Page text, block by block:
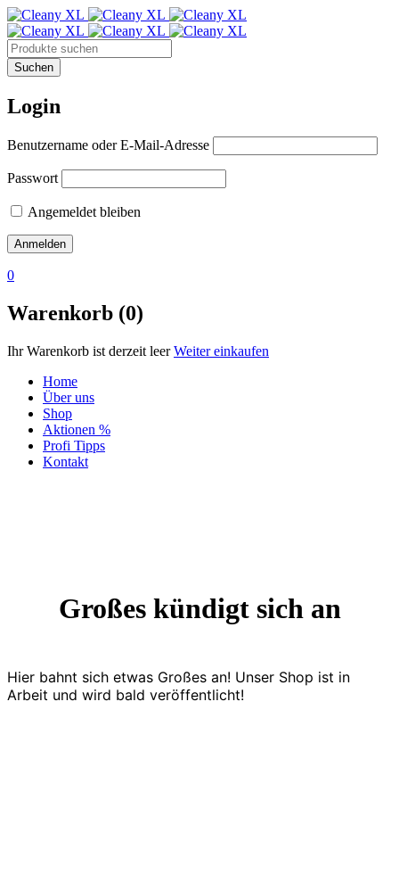
Login
Benutzername oder E-Mail-Adresse
Passwort
Angemeldet bleiben
0
Warenkorb (0)
Ihr Warenkorb ist derzeit leer Weiter einkaufen
Home
Über uns
Shop
Aktionen %
Profi Tipps
Kontakt
Großes kündigt sich an
Hier bahnt sich etwas Großes an! Unser Shop ist in
Arbeit und wird bald veröffentlicht!